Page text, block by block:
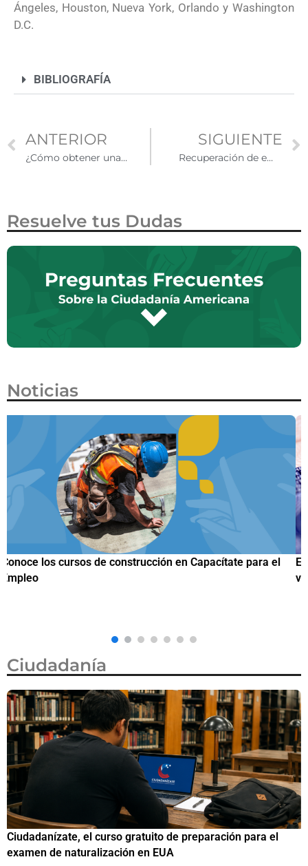
Ángeles, Houston, Nueva York, Orlando y Washington
D.C.
BIBLIOGRAFÍA
ANTERIOR
¿Cómo obtener una Visa TN para trabajar en EE. UU?
SIGUIENTE
Recuperación de empleo en EE.UU. ha beneficiado a migrantes mexicanos
Resuelve tus Dudas
Noticias
Estados Unidos lanza programa piloto para agilizar citas
visa de turista en México por 750 dólares
Ciudadanía
el
Si eres residente ingresa a Ciudadanízate, el curso
de preparación para el examen de naturalización en